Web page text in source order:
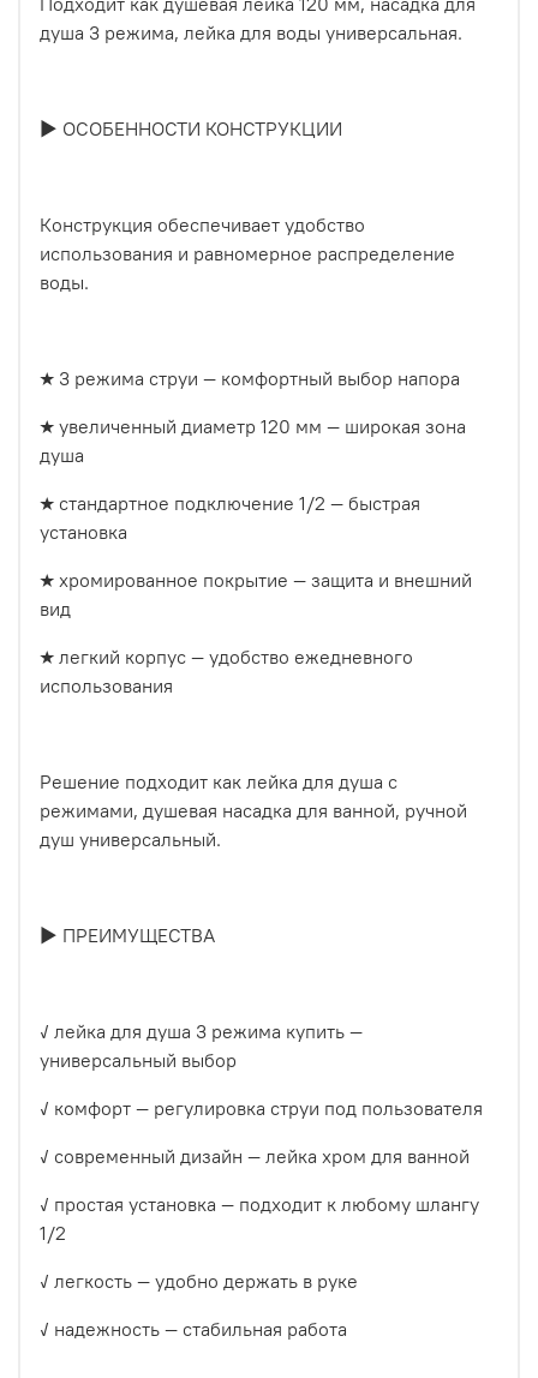
душа 3 режима, лейка для воды универсальная.
► ОСОБЕННОСТИ КОНСТРУКЦИИ
Конструкция обеспечивает удобство
использования и равномерное распределение
воды.
★ 3 режима струи — комфортный выбор напора
★ увеличенный диаметр 120 мм — широкая зона
душа
★ стандартное подключение 1/2 — быстрая
установка
★ хромированное покрытие — защита и внешний
вид
★ легкий корпус — удобство ежедневного
использования
Решение подходит как лейка для душа с
режимами, душевая насадка для ванной, ручной
душ универсальный.
► ПРЕИМУЩЕСТВА
✓ лейка для душа 3 режима купить —
универсальный выбор
✓ комфорт — регулировка струи под пользователя
✓ современный дизайн — лейка хром для ванной
✓ простая установка — подходит к любому шлангу
1/2
✓ легкость — удобно держать в руке
✓ надежность — стабильная работа